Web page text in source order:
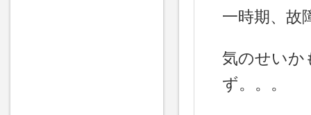
一時期、故
気のせいか
ず。。。